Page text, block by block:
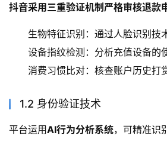
抖音采用三重验证机制严格审核退款
生物特征识别：通过人脸识别技
设备指纹检测：分析充值设备的
消费习惯比对：核查账户历史打
1.2 身份验证技术
平台运用AI行为分析系统，可精准识